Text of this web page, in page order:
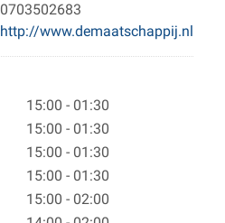
0703502683
http://www.demaatschappij.nl
15:00 - 01:30
15:00 - 01:30
15:00 - 01:30
15:00 - 01:30
15:00 - 02:00